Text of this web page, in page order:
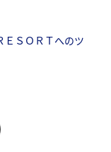
ＳＯＲＴへのツ